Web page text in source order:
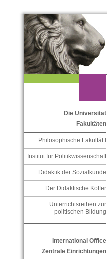
Die Universität
Fakultäten
Philosophische Fakultät I
Institut für Politikwissenschaft
Didaktik der Sozialkunde
Der Didaktische Koffer
Unterrichtsreihen zur
politischen Bildung
International Office
Zentrale Einrichtungen